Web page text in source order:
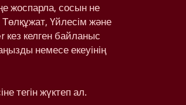
жоспарла, сосын не
Үйлесім және
келген байланыс
немесе екеуінің
тегін жүктеп ал.